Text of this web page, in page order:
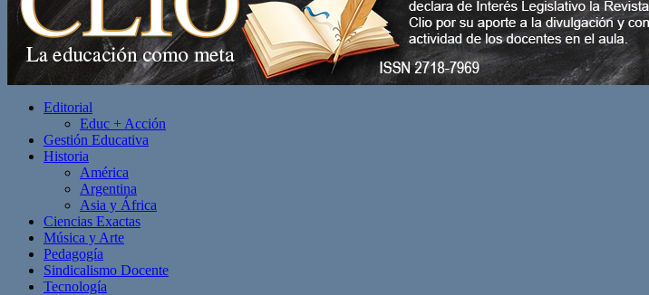
Editorial
Educ + Acción
Gestión Educativa
Historia
América
Argentina
Asia y África
Ciencias Exactas
Música y Arte
Pedagogía
Sindicalismo Docente
Tecnología